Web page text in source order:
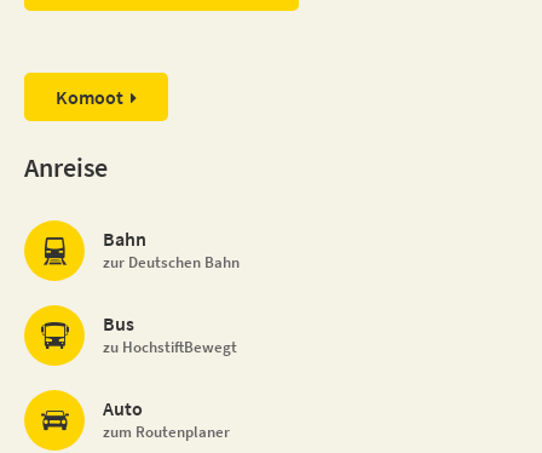
Komoot
Anreise
Bahn
zur Deutschen Bahn
Bus
zu HochstiftBewegt
Auto
zum Routenplaner